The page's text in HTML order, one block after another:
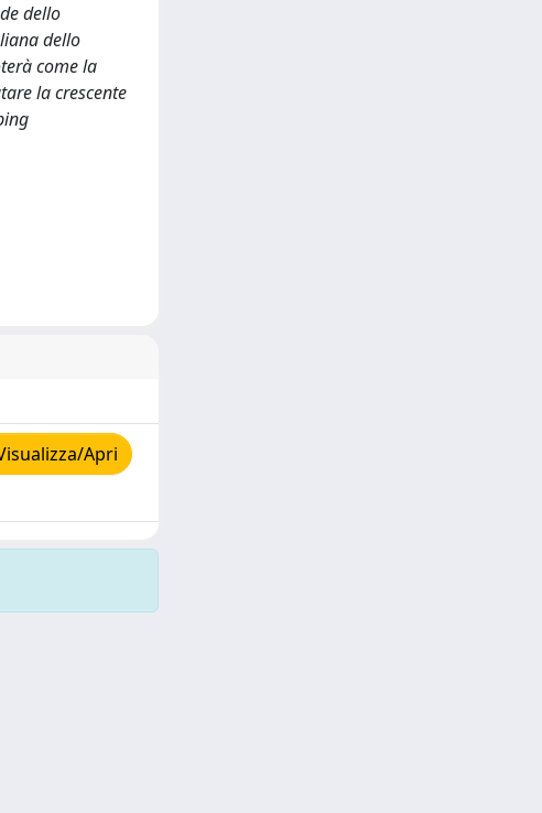
dello
dello
come la
la crescente
Apri